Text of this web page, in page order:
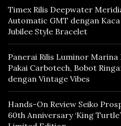
Timex Rilis Deepwater
Automatic GMT dengan
Jubilee Style Bracelet
Panerai Rilis Luminor Marina
Pakai Carbotech, Bobot
dengan Vintage Vibes
Hands-On Review Seiko
60th Anniversary ‘King